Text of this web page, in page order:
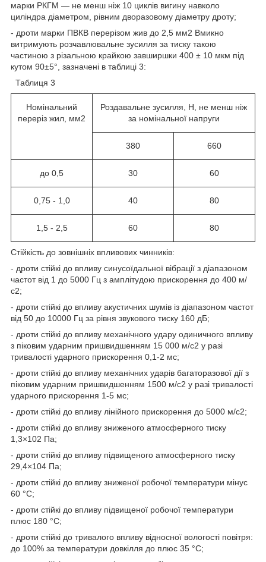
марки РКГМ — не менш ніж 10 циклів вигину навколо
циліндра діаметром, рівним дворазовому діаметру дроту;
- дроти марки ПВКВ перерізом жив до 2,5 мм2 Вмикно
витримують розчавлювальне зусилля за тиску такою
частиною з різальною крайкою завширшки 400 ± 10 мкм під
кутом 90±5°, зазначені в таблиці 3:
Таблиця 3
Номінальний
переріз жил, мм2
Роздавальне зусилля, Н, не менш ніж
за номінальної напруги
380 660
до 0,5 30 60
0,75 - 1,0 40 80
1,5 - 2,5 60 80
Стійкість до зовнішніх впливових чинників:
- дроти стійкі до впливу синусоїдальної вібрації з діапазоном
частот від 1 до 5000 Гц з амплітудою прискорення до 400 м/
с2;
- дроти стійкі до впливу акустичних шумів із діапазоном частот
від 50 до 10000 Гц за рівня звукового тиску 160 дБ;
- дроти стійкі до впливу механічного удару одиничного впливу
з піковим ударним пришвидшенням 15 000 м/с2 у разі
тривалості ударного прискорення 0,1-2 мс;
- дроти стійкі до впливу механічних ударів багаторазової дії з
піковим ударним пришвидшенням 1500 м/с2 у разі тривалості
ударного прискорення 1-5 мс;
- дроти стійкі до впливу лінійного прискорення до 5000 м/с2;
- дроти стійкі до впливу зниженого атмосферного тиску
1,3×102 Па;
- дроти стійкі до впливу підвищеного атмосферного тиску
29,4×104 Па;
- дроти стійкі до впливу зниженої робочої температури мінус
60 °C;
- дроти стійкі до впливу підвищеної робочої температури
плюс 180 °C;
- дроти стійкі до тривалого впливу відносної вологості повітря:
до 100% за температури довкілля до плюс 35 °C;